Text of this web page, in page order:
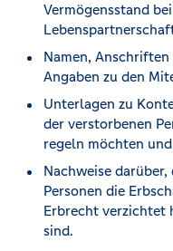
Vermögensstand
Namen,
Angaben zu den
Unterlagen zu
der verstorbenen
regeln möchten und
Nachweise
Personen die
Erbrecht verzichtet
sind.